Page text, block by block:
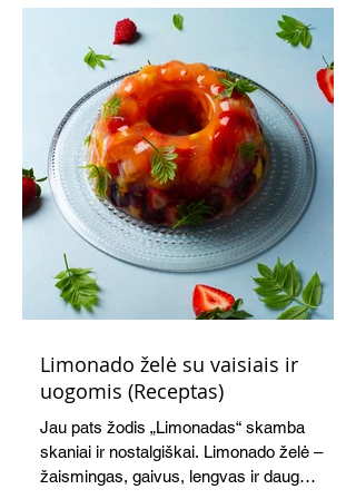
Limonado želė su vaisiais ir
uogomis (Receptas)
Jau pats žodis „Limonadas“ skamba
skaniai ir nostalgiškai. Limonado želė –
žaismingas, gaivus, lengvas ir daug